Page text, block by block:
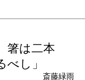
箸は二本
し」
斎藤緑雨